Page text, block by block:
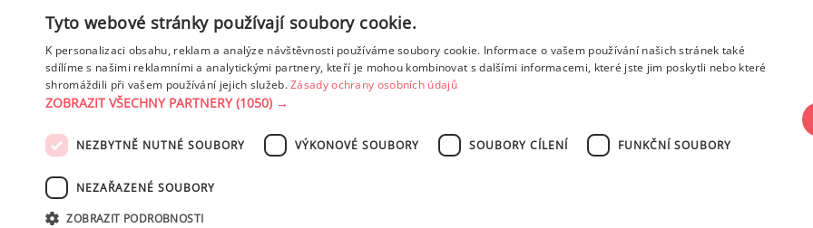
PODMÍNKY UŽITÍ ZÁSADY OCHRANY OSOBNÍCH ÚDAJŮ
Tyto webové stránky používají soubory cookie.
K personalizaci obsahu, reklam a analýze návštěvnosti používáme soubory cookie. Informace o vašem používání našich stránek také
sdílíme s našimi reklamními a analytickými partnery, kteří je mohou kombinovat s dalšími informacemi, které jste jim poskytli nebo které
shromáždili při vašem používání jejich služeb.Zásady ochrany osobních údajů
ZOBRAZIT VŠECHNY PARTNERY(1050) →
NEZBYTNĚ NUTNÉ SOUBORY VÝKONOVÉ SOUBORY SOUBORY CÍLENÍ FUNKČNÍ SOUBORY
NEZAŘAZENÉ SOUBORY
ZOBRAZIT PODROBNOSTI